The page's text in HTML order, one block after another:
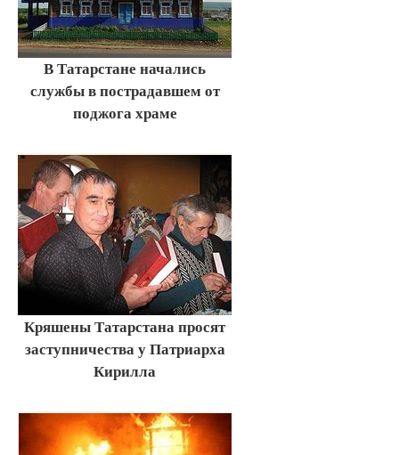
В Татарстане начались
службы в пострадавшем от
поджога храме
Кряшены Татарстана просят
заступничества у Патриарха
Кирилла